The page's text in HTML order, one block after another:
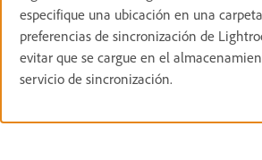
especifique una ubicación en una
preferencias de sincronización de
evitar que se cargue en el
servicio de sincronización.